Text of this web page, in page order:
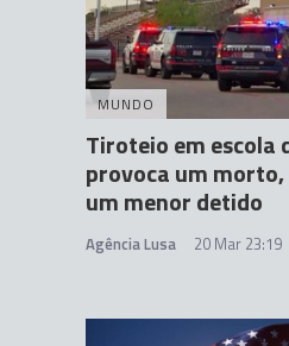
MUNDO
Tiroteio em escola
provoca um
um menor detido
Agência Lusa 20 Mar 23:19